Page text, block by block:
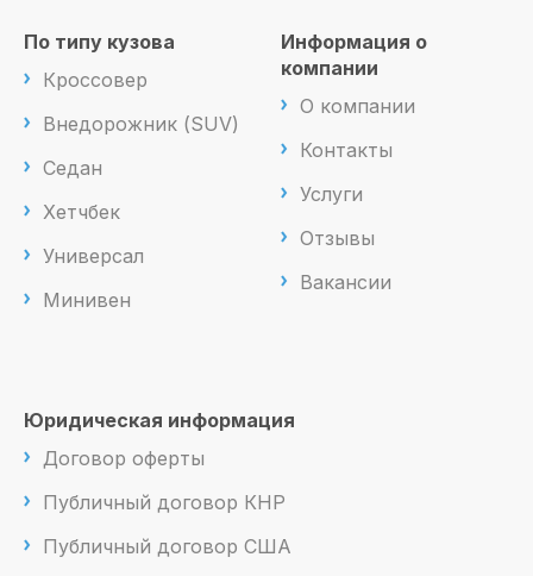
По типу кузова
Кроссовер
Внедорожник (SUV)
Седан
Хетчбек
Универсал
Минивен
Информация о
компании
О компании
Контакты
Услуги
Отзывы
Вакансии
Юридическая информация
Договор оферты
Публичный договор КНР
Публичный договор США